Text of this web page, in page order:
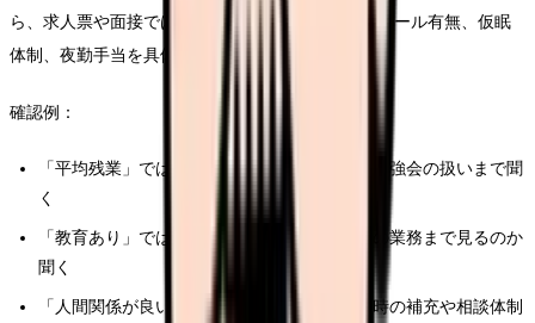
ら、求人票や面接では日勤のみ、夜勤回数、オンコール有無、仮眠
体制、夜勤手当を具体的に確認してください。
確認例：
「平均残業」ではなく、前残業・記録時間・勉強会の扱いまで聞
く
「教育あり」ではなく、誰が、どの期間、どの業務まで見るのか
聞く
「人間関係が良い」ではなく、退職者が出た時の補充や相談体制